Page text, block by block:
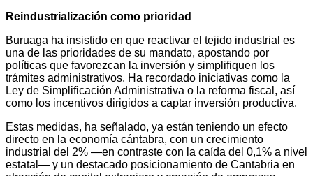
Reindustrialización como prioridad
Buruaga ha insistido en que reactivar el tejido industrial es
una de las prioridades de su mandato, apostando por
políticas que favorezcan la inversión y simplifiquen los
trámites administrativos. Ha recordado iniciativas como la
Ley de Simplificación Administrativa o la reforma fiscal, así
como los incentivos dirigidos a captar inversión productiva.
Estas medidas, ha señalado, ya están teniendo un efecto
directo en la economía cántabra, con un crecimiento
industrial del 2% —en contraste con la caída del 0,1% a nivel
estatal— y un destacado posicionamiento de Cantabria en